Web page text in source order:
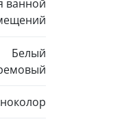
ванной
Белый